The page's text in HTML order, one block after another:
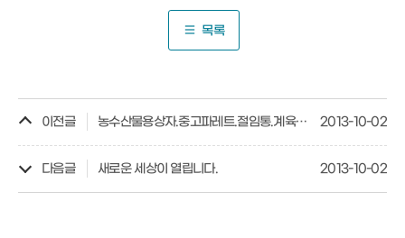
목록
이전글 농수산물용상자.중고파레트.절임통.계육상자.배추상자.행사용의자 2013-10-02
다음글 새로운 세상이 열립니다. 2013-10-02